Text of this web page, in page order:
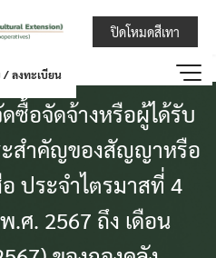
กรมส่งเสริมกา
/ ลงทะเบียน
ซื้อจัดจ้างหรือผู้ได้รับ
ะสำคัญของสัญญาหรือ
ประจำไตรมาสที่ 4
.ศ. 2567 ถึง เดือน
ปิดโหมดสีเทา